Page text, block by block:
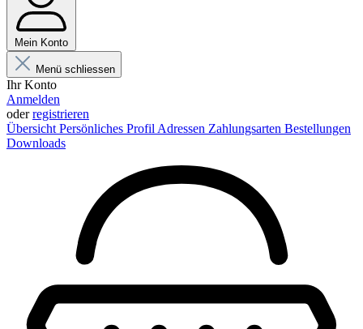
Mein Konto
Menü schliessen
Ihr Konto
Anmelden
oderregistrieren
Übersicht Persönliches Profil Adressen Zahlungsarten Bestellungen
Downloads